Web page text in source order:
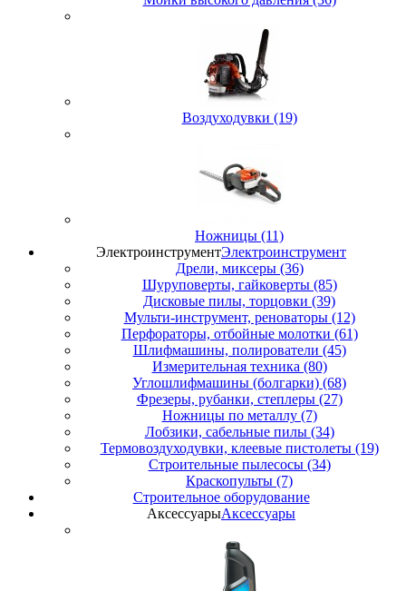
Воздуходувки (19)
Ножницы (11)
ЭлектроинструментЭлектроинструмент
Дрели, миксеры (36)
Шуруповерты, гайковерты (85)
Дисковые пилы, торцовки (39)
Мульти-инструмент, реноваторы (12)
Перфораторы, отбойные молотки (61)
Шлифмашины, полирователи (45)
Измерительная техника (80)
Углошлифмашины (болгарки) (68)
Фрезеры, рубанки, степлеры (27)
Ножницы по металлу (7)
Лобзики, сабельные пилы (34)
Термовоздуходувки, клеевые пистолеты (19)
Строительные пылесосы (34)
Краскопульты (7)
Строительное оборудование
АксессуарыАксессуары